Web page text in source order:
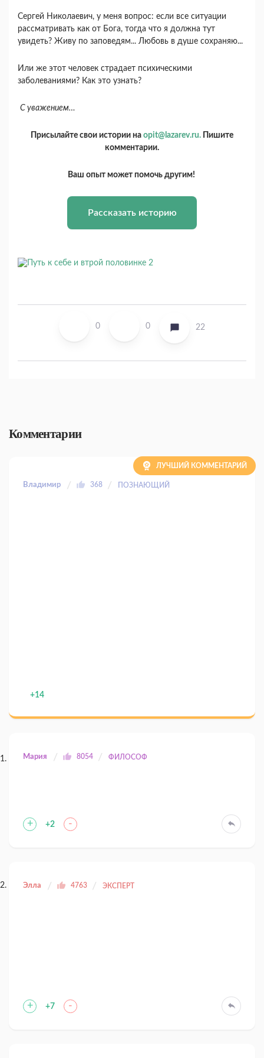
Сергей Николаевич, у меня вопрос: если все ситуации
рассматривать как от Бога, тогда что я должна тут
увидеть? Живу по заповедям... Любовь в душе сохраняю...
Или же этот человек страдает психическими
заболеваниями? Как это узнать?
С уважением…
Присылайте свои истории на opit@lazarev.ru. Пишите
комментарии.
Ваш опыт может помочь другим!
Рассказать историю
0 0 22
Комментарии
Владимир 368 ПОЗНАЮЩИЙ
ЛУЧШИЙ КОММЕНТАРИЙ
+14
Мария 8054 ФИЛОСОФ
+ +2 -
Элла 4763 ЭКСПЕРТ
+ +7 -